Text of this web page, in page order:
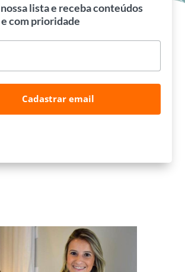
lista e receba conteúdos
com prioridade
Cadastrar email